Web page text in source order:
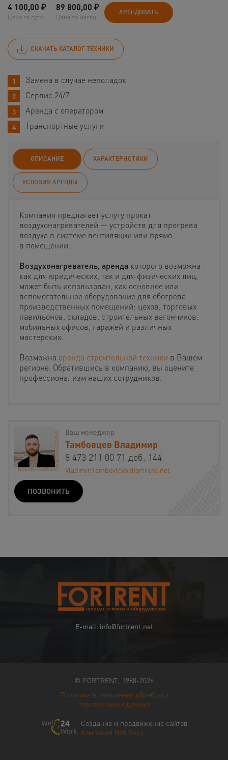
4 100,00 ₽
Цена за сутки
89 800,00 ₽
Цена за месяц
АРЕНДОВАТЬ
СКАЧАТЬ КАТАЛОГ ТЕХНИКИ
Замена в случае неполадок
Сервис 24/7
Аренда с оператором
Транспортные услуги
ОПИСАНИЕ ХАРАКТЕРИСТИКИ
УСЛОВИЯ АРЕНДЫ
Компания предлагает услугу прокат
воздухонагревателей — устройств для прогрева
воздуха в системе вентиляции или прямо
в помещении.
Воздухонагреватель, аренда которого возможна
как для юридических, так и для физических лиц,
может быть использован, как основное или
вспомогательное оборудование для обогрева
производственных помещений: цехов, торговых
павильонов, складов, строительных вагончиков,
мобильных офисов, гаражей и различных
мастерских.
Возможна аренда строительной техники в Вашем
регионе. Обратившись в компанию, вы оцените
профессионализм наших сотрудников.
Ваш менеджер
Тамбовцев Владимир
8 473 211 00 71 доб. 144
Vladimir.Tambovtcev@fortrent.net
ПОЗВОНИТЬ
E-mail: info@fortrent.net
© FORTRENT, 1988-2026
Политика в отношении обработки
персональных данных
Создание и продвижение сайтов
Компания Веб Ворк